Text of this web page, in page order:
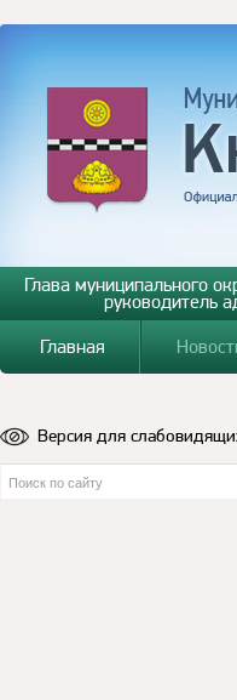
Глава муниципального
руководитель
Главная
Версия для